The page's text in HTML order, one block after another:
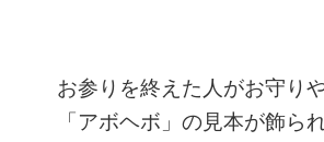
お参りを終えた人がお守り
「アボヘボ」の見本が飾ら